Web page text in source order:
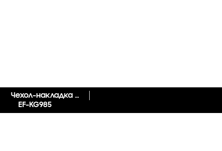
Чехол-накладка Smart LED Cover S20+
EF-KG985